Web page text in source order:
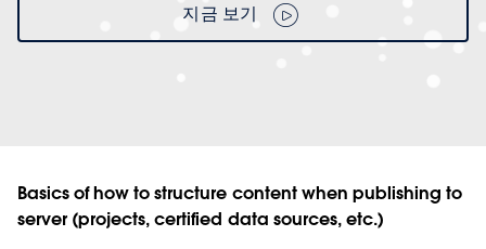
지금 보기
Basics of how to structure content when publishing to
server (projects, certified data sources, etc.)